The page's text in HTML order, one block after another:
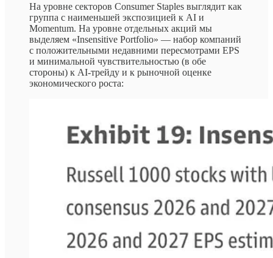
На уровне секторов Consumer Staples выглядит как
группа с наименьшей экспозицией к AI и
Momentum. На уровне отдельных акций мы
выделяем «Insensitive Portfolio» — набор компаний
с положительными недавними пересмотрами EPS
и минимальной чувствительностью (в обе
стороны) к AI-трейду и к рыночной оценке
экономического роста: